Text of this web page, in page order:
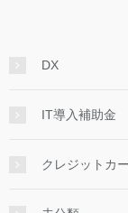
DX
IT導入補助金
クレジットカ